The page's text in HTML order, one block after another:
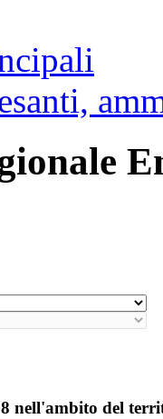
nell'ambito del